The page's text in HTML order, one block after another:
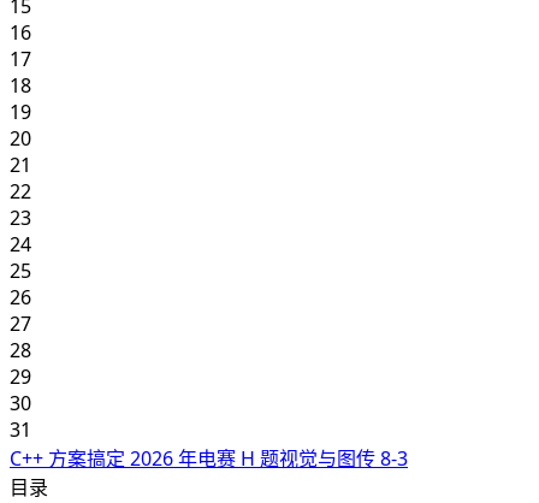
15
16
17
18
19
20
21
22
23
24
25
26
27
28
29
30
31
C++ 方案搞定 2026 年电赛 H 题视觉与图传8-3
目录